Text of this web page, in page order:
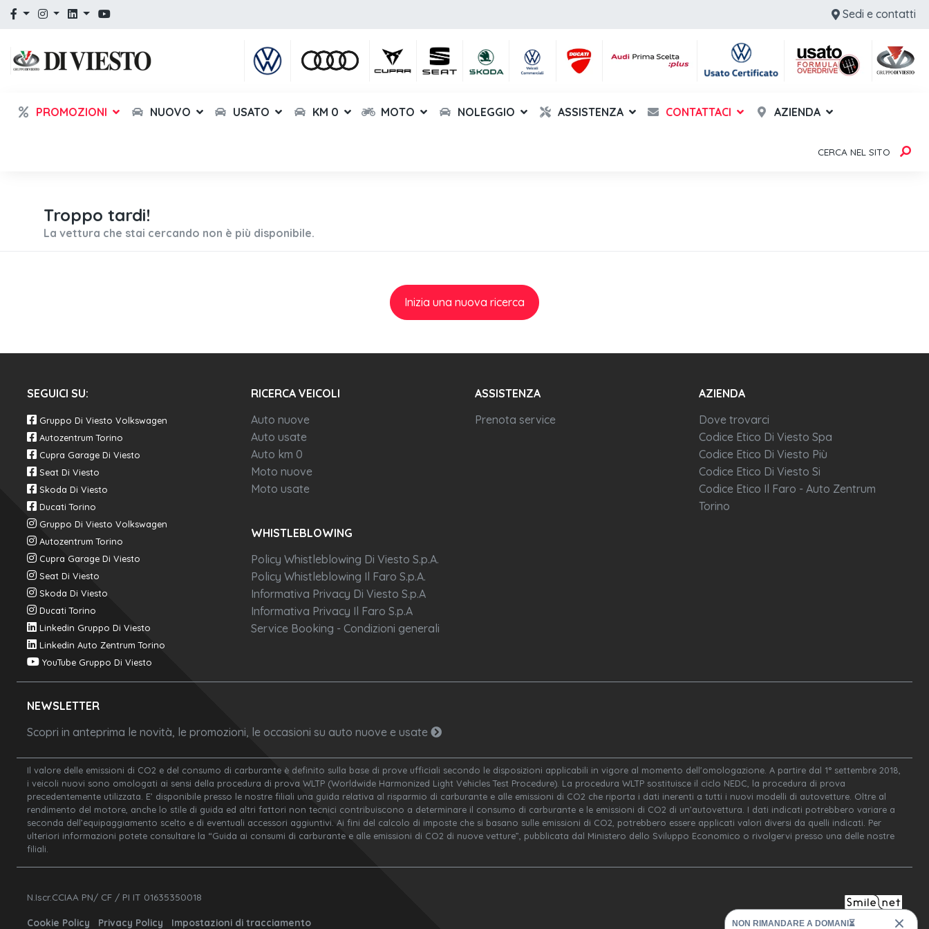
Sedi e contatti
PROMOZIONI NUOVO USATO KM 0 MOTO NOLEGGIO ASSISTENZA CONTATTACI AZIENDA
CERCA NEL SITO
Troppo tardi!
La vettura che stai cercando non è più disponibile.
Inizia una nuova ricerca
SEGUICI SU:
Gruppo Di Viesto Volkswagen
Autozentrum Torino
Cupra Garage Di Viesto
Seat Di Viesto
Skoda Di Viesto
Ducati Torino
Gruppo Di Viesto Volkswagen
Autozentrum Torino
Cupra Garage Di Viesto
Seat Di Viesto
Skoda Di Viesto
Ducati Torino
Linkedin Gruppo Di Viesto
Linkedin Auto Zentrum Torino
YouTube Gruppo Di Viesto
RICERCA VEICOLI
Auto nuove
Auto usate
Auto km 0
Moto nuove
Moto usate
ASSISTENZA
Prenota service
AZIENDA
Dove trovarci
Codice Etico Di Viesto Spa
Codice Etico Di Viesto Più
Codice Etico Di Viesto Si
Codice Etico Il Faro - Auto Zentrum
Torino
WHISTLEBLOWING
Policy Whistleblowing Di Viesto S.p.A.
Policy Whistleblowing Il Faro S.p.A.
Informativa Privacy Di Viesto S.p.A
Informativa Privacy Il Faro S.p.A
Service Booking - Condizioni generali
NEWSLETTER
Scopri in anteprima le novità, le promozioni, le occasioni su auto nuove e usate
Il valore delle emissioni di CO2 e del consumo di carburante è definito sulla base di prove ufficiali secondo le disposizioni applicabili in vigore al momento dell'omologazione. A partire dal 1° settembre 2018,
i veicoli nuovi sono omologati ai sensi della procedura di prova WLTP (Worldwide Harmonized Light Vehicles Test Procedure). La procedura WLTP sostituisce il ciclo NEDC, la procedura di prova
precedentemente utilizzata. E’ disponibile presso le nostre filiali una guida relativa al risparmio di carburante e alle emissioni di CO2 che riporta i dati inerenti a tutti i nuovi modelli di autovetture. Oltre al
rendimento del motore, anche lo stile di guida ed altri fattori non tecnici contribuiscono a determinare il consumo di carburante e le emissioni di CO2 di un’autovettura. I dati indicati potrebbero variare a
seconda dell’equipaggiamento scelto e di eventuali accessori aggiuntivi. Ai fini del calcolo di imposte che si basano sulle emissioni di CO2, potrebbero essere applicati valori diversi da quelli indicati. Per
ulteriori informazioni potete consultare la “Guida ai consumi di carburante e alle emissioni di CO2 di nuove vetture”, pubblicata dal Ministero dello Sviluppo Economico o rivolgervi presso una delle nostre
filiali.
N.Iscr.CCIAA PN/ CF / PI IT 01635350018
Cookie Policy Privacy Policy Impostazioni di tracciamento NON RIMANDARE A DOMANI⏳